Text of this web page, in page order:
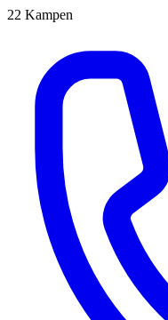
22 Kampen